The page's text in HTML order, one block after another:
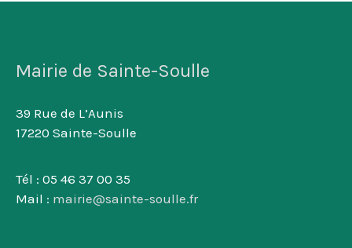
Mairie de Sainte-Soulle
39 Rue de L’Aunis
17220 Sainte-Soulle
Tél : 05 46 37 00 35
Mail : mairie@sainte-soulle.fr